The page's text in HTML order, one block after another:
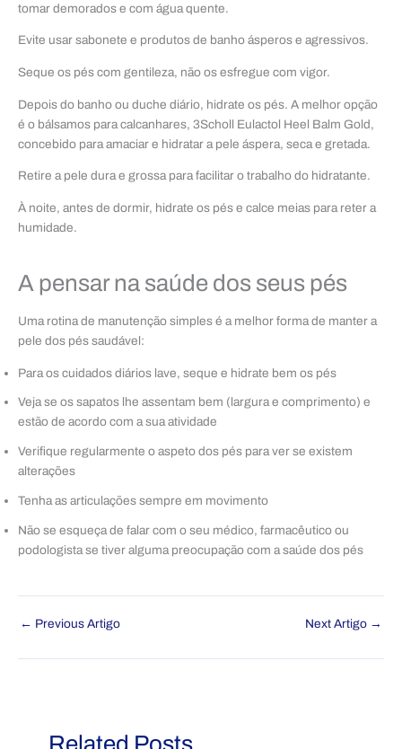
tomar demorados e com água quente.
Evite usar sabonete e produtos de banho ásperos e agressivos.
Seque os pés com gentileza, não os esfregue com vigor.
Depois do banho ou duche diário, hidrate os pés. A melhor opção
é o bálsamos para calcanhares, 3Scholl Eulactol Heel Balm Gold,
concebido para amaciar e hidratar a pele áspera, seca e gretada.
Retire a pele dura e grossa para facilitar o trabalho do hidratante.
À noite, antes de dormir, hidrate os pés e calce meias para reter a
humidade.
A pensar na saúde dos seus pés
Uma rotina de manutenção simples é a melhor forma de manter a
pele dos pés saudável:
Para os cuidados diários lave, seque e hidrate bem os pés
Veja se os sapatos lhe assentam bem (largura e comprimento) e
estão de acordo com a sua atividade
Verifique regularmente o aspeto dos pés para ver se existem
alterações
Tenha as articulações sempre em movimento
Não se esqueça de falar com o seu médico, farmacêutico ou
podologista se tiver alguma preocupação com a saúde dos pés
← Previous Artigo Next Artigo →
Related Posts